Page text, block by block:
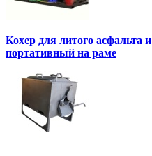
Кохер для литого асфальта
портативный на раме